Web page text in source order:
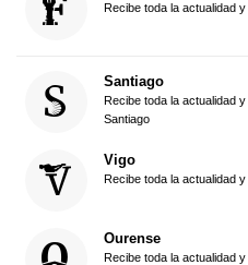
Recibe toda la actualidad
Santiago
Recibe toda la actualidad
Santiago
Vigo
Recibe toda la actualidad
Ourense
Recibe toda la actualidad